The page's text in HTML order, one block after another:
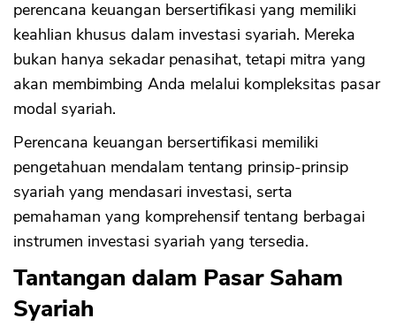
perencana keuangan bersertifikasi yang memiliki
keahlian khusus dalam investasi syariah. Mereka
bukan hanya sekadar penasihat, tetapi mitra yang
akan membimbing Anda melalui kompleksitas pasar
modal syariah.
Perencana keuangan bersertifikasi memiliki
pengetahuan mendalam tentang prinsip-prinsip
syariah yang mendasari investasi, serta
pemahaman yang komprehensif tentang berbagai
instrumen investasi syariah yang tersedia.
Tantangan dalam Pasar Saham
Syariah
CANCEL